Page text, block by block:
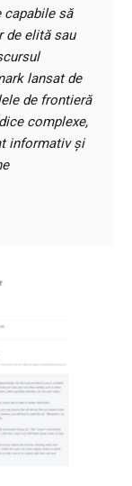
să
de elită sau
lansat de
de frontieră
complexe,
informativ și